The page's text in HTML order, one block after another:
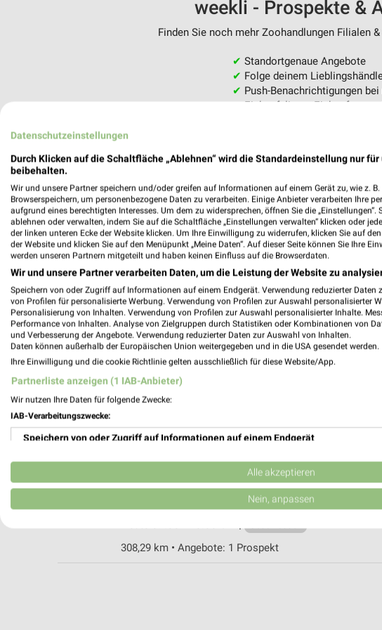
weekli - Prospekte &
Finden Sie noch mehr Zoohandlungen Filialen
✔ Standortgenaue Angebote
✔ Folge deinem
✔ Push-Benachrichtigungen
✔Einkaufsliste - Einkauf
DAS FUTTERHAUS Schwalmstadt-Treysa
34613 Schwalmstadt-Treysa
341,32 km
Fuldastr. 4
308,29 km • Angebote: 1 Prospekt
Datenschutzeinstellungen
Durch Klicken auf die Schaltfläche „Ablehnen“ wird die Standardeinstellung nur
beibehalten.
Wir und unsere Partner speichern und/oder greifen auf Informationen auf einem Gerät zu, wie z.
Browserspeichern, um personenbezogene Daten zu verarbeiten. Einige Anbieter verarbeiten Ihre
aufgrund eines berechtigten Interesses. Um dem zu widersprechen, öffnen Sie die „Einstellungen“.
ablehnen oder verwalten, indem Sie auf die Schaltfläche „Einstellungen verwalten“ klicken oder
der linken unteren Ecke der Website klicken. Um Ihre Einwilligung zu widerrufen, klicken Sie auf
der Website und klicken Sie auf den Menüpunkt „Meine Daten“. Auf dieser Seite können Sie Ihre
werden unseren Partnern mitgeteilt und haben keinen Einfluss auf die Browserdaten.
Wir und unsere Partner verarbeiten Daten, um die Leistung der Website zu
Speichern von oder Zugriff auf Informationen auf einem Endgerät. Verwendung reduzierter Daten
von Profilen für personalisierte Werbung. Verwendung von Profilen zur Auswahl personalisierter
Personalisierung von Inhalten. Verwendung von Profilen zur Auswahl personalisierter Inhalte.
Performance von Inhalten. Analyse von Zielgruppen durch Statistiken oder Kombinationen von
und Verbesserung der Angebote. Verwendung reduzierter Daten zur Auswahl von Inhalten.
Daten können außerhalb der Europäischen Union weitergegeben und in die USA gesendet werden.
Ihre Einwilligung und die cookie Richtlinie gelten ausschließlich für diese Website/App.
Partnerliste anzeigen (1 IAB-Anbieter)
Wir nutzen Ihre Daten für folgende Zwecke:
IAB-Verarbeitungszwecke:
Speichern von oder Zugriff auf Informationen auf einem Endgerät
Verwendung reduzierter Daten zur Auswahl von Werbeanzeigen
Erstellung von Profilen für personalisierte Werbung
Erstellung von Profilen zur Personalisierung von Inhalten
Alle akzeptieren
Nein, anpassen